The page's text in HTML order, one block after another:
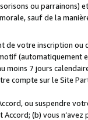
ou parrainons)
sauf de la
de votre inscription
(automatiquement
moins 7 jours
compte sur le Site
ou suspendre
(b) vous